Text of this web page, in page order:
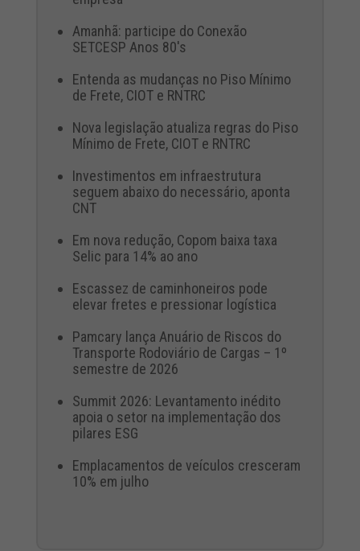
Amanhã: participe do Conexão
SETCESP Anos 80's
Entenda as mudanças no Piso Mínimo
de Frete, CIOT e RNTRC
Nova legislação atualiza regras do Piso
Mínimo de Frete, CIOT e RNTRC
Investimentos em infraestrutura
seguem abaixo do necessário, aponta
CNT
Em nova redução, Copom baixa taxa
Selic para 14% ao ano
Escassez de caminhoneiros pode
elevar fretes e pressionar logística
Pamcary lança Anuário de Riscos do
Transporte Rodoviário de Cargas – 1º
semestre de 2026
Summit 2026: Levantamento inédito
apoia o setor na implementação dos
pilares ESG
Emplacamentos de veículos cresceram
10% em julho